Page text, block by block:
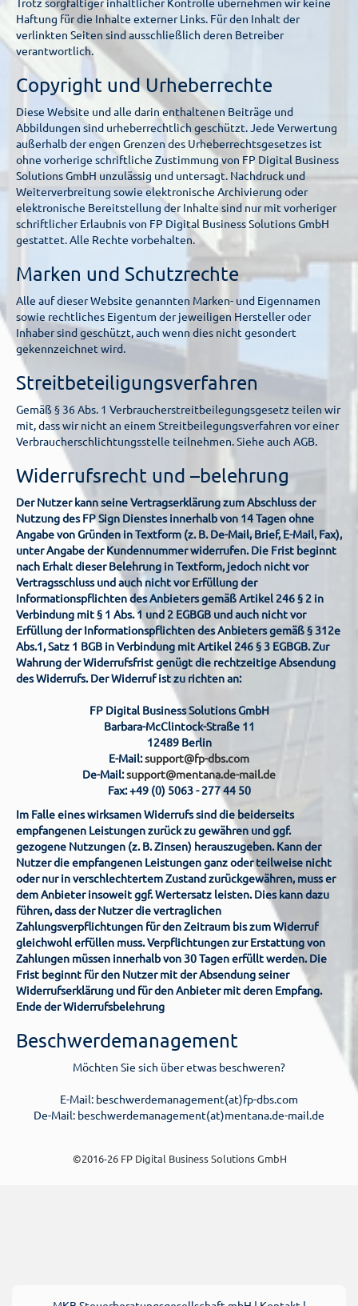
Haftung für die Inhalte externer Links. Für den Inhalt der
verlinkten Seiten sind ausschließlich deren Betreiber
verantwortlich.
Copyright und Urheberrechte
Diese Website und alle darin enthaltenen Beiträge und
Abbildungen sind urheberrechtlich geschützt. Jede Verwertung
außerhalb der engen Grenzen des Urheberrechtsgesetzes ist
ohne vorherige schriftliche Zustimmung von FP Digital Business
Solutions GmbH unzulässig und untersagt. Nachdruck und
Weiterverbreitung sowie elektronische Archivierung oder
elektronische Bereitstellung der Inhalte sind nur mit vorheriger
schriftlicher Erlaubnis von FP Digital Business Solutions GmbH
gestattet. Alle Rechte vorbehalten.
Marken und Schutzrechte
Alle auf dieser Website genannten Marken- und Eigennamen
sowie rechtliches Eigentum der jeweiligen Hersteller oder
Inhaber sind geschützt, auch wenn dies nicht gesondert
gekennzeichnet wird.
Streitbeteiligungsverfahren
Gemäß § 36 Abs. 1 Verbraucherstreitbeilegungsgesetz teilen wir
mit, dass wir nicht an einem Streitbeilegungsverfahren vor einer
Verbraucherschlichtungsstelle teilnehmen. Siehe auch AGB.
Widerrufsrecht und –belehrung
Der Nutzer kann seine Vertragserklärung zum Abschluss der
Nutzung des FP Sign Dienstes innerhalb von 14 Tagen ohne
Angabe von Gründen in Textform (z. B. De-Mail, Brief, E-Mail, Fax),
unter Angabe der Kundennummer widerrufen. Die Frist beginnt
nach Erhalt dieser Belehrung in Textform, jedoch nicht vor
Vertragsschluss und auch nicht vor Erfüllung der
Informationspflichten des Anbieters gemäß Artikel 246 § 2 in
Verbindung mit § 1 Abs. 1 und 2 EGBGB und auch nicht vor
Erfüllung der Informationspflichten des Anbieters gemäß § 312e
Abs.1, Satz 1 BGB in Verbindung mit Artikel 246 § 3 EGBGB. Zur
Wahrung der Widerrufsfrist genügt die rechtzeitige Absendung
des Widerrufs. Der Widerruf ist zu richten an:
FP Digital Business Solutions GmbH
Barbara-McClintock-Straße 11
12489 Berlin
E-Mail:support@fp-dbs.com
De-Mail:support@mentana.de-mail.de
Fax: +49 (0) 5063 - 277 44 50
Im Falle eines wirksamen Widerrufs sind die beiderseits
empfangenen Leistungen zurück zu gewähren und ggf.
gezogene Nutzungen (z. B. Zinsen) herauszugeben. Kann der
Nutzer die empfangenen Leistungen ganz oder teilweise nicht
oder nur in verschlechtertem Zustand zurückgewähren, muss er
dem Anbieter insoweit ggf. Wertersatz leisten. Dies kann dazu
führen, dass der Nutzer die vertraglichen
Zahlungsverpflichtungen für den Zeitraum bis zum Widerruf
gleichwohl erfüllen muss. Verpflichtungen zur Erstattung von
Zahlungen müssen innerhalb von 30 Tagen erfüllt werden. Die
Frist beginnt für den Nutzer mit der Absendung seiner
Widerrufserklärung und für den Anbieter mit deren Empfang.
Ende der Widerrufsbelehrung
Beschwerdemanagement
Möchten Sie sich über etwas beschweren?
E-Mail: beschwerdemanagement(at)fp-dbs.com
De-Mail: beschwerdemanagement(at)mentana.de-mail.de
©2016-26 FP Digital Business Solutions GmbH